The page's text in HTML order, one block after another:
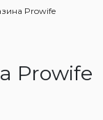
Prowife
Prowife